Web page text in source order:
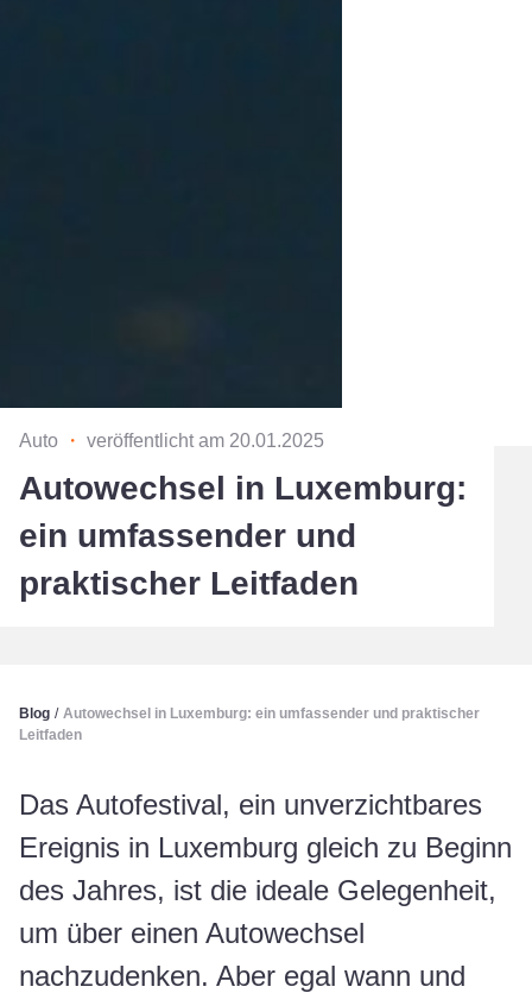
Auto ・ veröffentlicht am 20.01.2025
Autowechsel in Luxemburg:
ein umfassender und
praktischer Leitfaden
Blog / Autowechsel in Luxemburg: ein umfassender und praktischer
Leitfaden
Das Autofestival, ein unverzichtbares
Ereignis in Luxemburg gleich zu Beginn
des Jahres, ist die ideale Gelegenheit,
um über einen Autowechsel
nachzudenken. Aber egal wann und